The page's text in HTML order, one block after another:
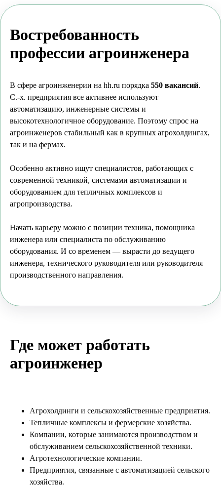
Востребованность
профессии агроинженера
В сфере агроинженерии на hh.ru порядка 550 вакансий.
С.-х. предприятия все активнее используют
автоматизацию, инженерные системы и
высокотехнологичное оборудование. Поэтому спрос на
агроинженеров стабильный как в крупных агрохолдингах,
так и на фермах.
Особенно активно ищут специалистов, работающих с
современной техникой, системами автоматизации и
оборудованием для тепличных комплексов и
агропроизводства.
Начать карьеру можно с позиции техника, помощника
инженера или специалиста по обслуживанию
оборудования. И со временем — вырасти до ведущего
инженера, технического руководителя или руководителя
производственного направления.
Где может работать
агроинженер
Агрохолдинги и сельскохозяйственные предприятия.
Тепличные комплексы и фермерские хозяйства.
Компании, которые занимаются производством и
обслуживанием сельскохозяйственной техники.
Агротехнологические компании.
Предприятия, связанные с автоматизацией сельского
хозяйства.